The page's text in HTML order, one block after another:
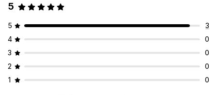
5
5
3
4
0
3
0
2
0
1
0